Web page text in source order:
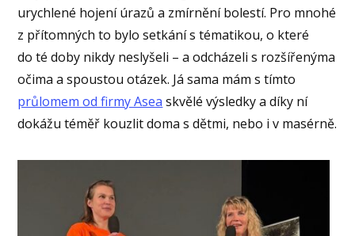
urychlené hojení úrazů a zmírnění bolestí. Pro mnohé
z přítomných to bylo setkání s tématikou, o které
do té doby nikdy neslyšeli – a odcházeli s rozšířenýma
očima a spoustou otázek. Já sama mám s tímto
průlomem od firmy Asea skvělé výsledky a díky ní
dokážu téměř kouzlit doma s dětmi, nebo i v masérně.